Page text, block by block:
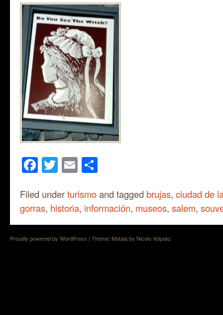
Facebook
Twitter
Email
Filed underturismoand tagged brujas, ciudad de
gorras, historia, información, museos, salem,
Proudly powered by WordPress | Theme: Matala by Nicolo Volpato.